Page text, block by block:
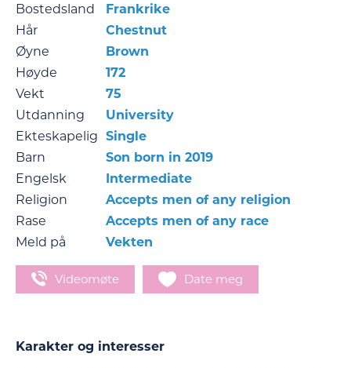
Bostedsland
Frankrike
Hår
Chestnut
Øyne
Brown
Høyde
172
Vekt
75
Utdanning
University
Ekteskapelig Single
Barn
Son born in 2019
Engelsk
Intermediate
Religion
Accepts men of any religion
Rase
Accepts men of any race
Meld på
Vekten
Videomøte Date meg
Karakter og interesser